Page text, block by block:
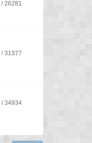
/26281
/31377
/34934